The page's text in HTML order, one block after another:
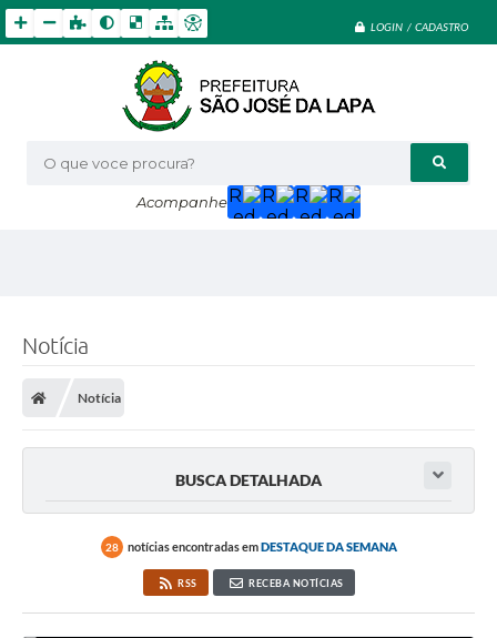
LOGIN / CADASTRO
O que voce procura?
Acompanhe
Notícia
Notícia
BUSCA DETALHADA
28 notícias encontradas emDESTAQUE DA SEMANA
RSS RECEBA NOTÍCIAS